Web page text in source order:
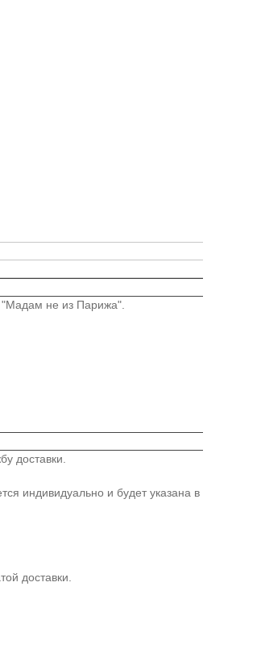
"Мадам не из Парижа".
доставки.
индивидуально и будет указана в
доставки.